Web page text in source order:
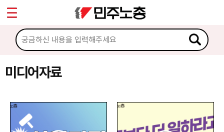
미디어자료
마이페이지
소개
소식
자료
Sketchbook5, 스케치북5
Sketchbook5, 스케치북5